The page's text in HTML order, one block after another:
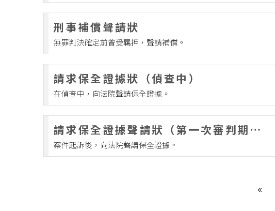
民事抗告
民事再審
民事其它
刑事補償聲請狀
無罪判決確定前曾受羈押，聲請補償。
請求保全證據狀（偵查中）
在偵查中，向法院聲請保全證據。
請求保全證據聲請狀（第一次審判期日
前）
案件起訴後，向法院聲請保全證據。